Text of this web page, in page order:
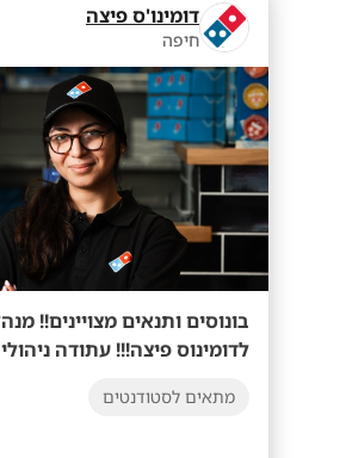
דומינו'ס פיצה
חיפה
בונוסים ותנאים מצויינים!!
לדומינוס פיצה!!! עתודה
מתאים לסטודנטים